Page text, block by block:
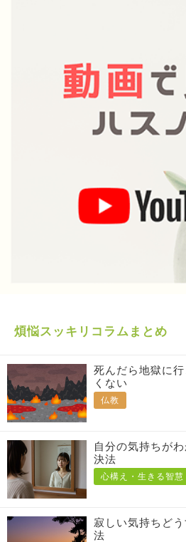
煩悩スッキリコラムまとめ
死んだら地獄に
くない
仏教
自分の気持ちが
決法
心構え・生きる智慧
寂しい気持ちど
法